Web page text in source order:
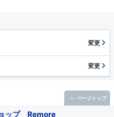
変更
変更
ップ Remore
ページトップ